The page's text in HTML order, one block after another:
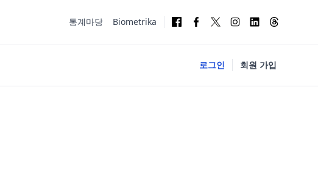
통계마당 Biometrika
로그인 회원 가입